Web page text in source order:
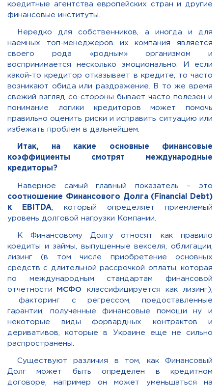
кредитные агентства европейских стран и другие
финансовые институты.
Нередко для собственников, а иногда и для
наемных топ-менеджеров их компания является
своего рода «родным» организмом и
воспринимается несколько эмоционально. И если
какой-то кредитор отказывает в кредите, то часто
возникают обида или раздражение. В то же время
свежий взгляд со стороны бывает часто полезен и
понимание логики кредиторов может помочь
правильно оценить риски и исправить ситуацию или
избежать проблем в дальнейшем.
Итак, на какие основные финансовые
коэффициенты смотрят международные
кредиторы?
Наверное самый главный показатель – это
соотношение Финансового Долга (Financial Debt)
к EBITDA , который определяет приемлемый
уровень долговой нагрузки Компании.
К Финансовому Долгу относят как правило
кредиты и займы , выпущенные векселя, облигации,
лизинг (в том числе приобретение основных
средств с длительной рассрочкой оплаты, которая
по международным стандартам финансовой
отчетности
МСФО классифицируется как лизинг),
факторинг с регрессом, предоставленные
гарантии, полученные финансовые помощи ну и
некоторые виды форвардных контрактов и
деривативов, которые в Украине еще не сильно
распространены.
Существуют различия в том, как Финансовый
Долг может быть определен в кредитном
договоре, например он может уменьшаться на